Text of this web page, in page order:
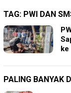
TAG: PWI DAN
ke
PALING BANYAK